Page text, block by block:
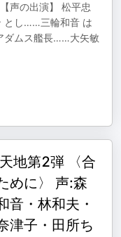
声の出演】 松平忠
し……三輪和音 は
ムス艦長……大矢敏
地第2弾 〈合
めに〉 声:森
音・林和夫・
津子・田所ち